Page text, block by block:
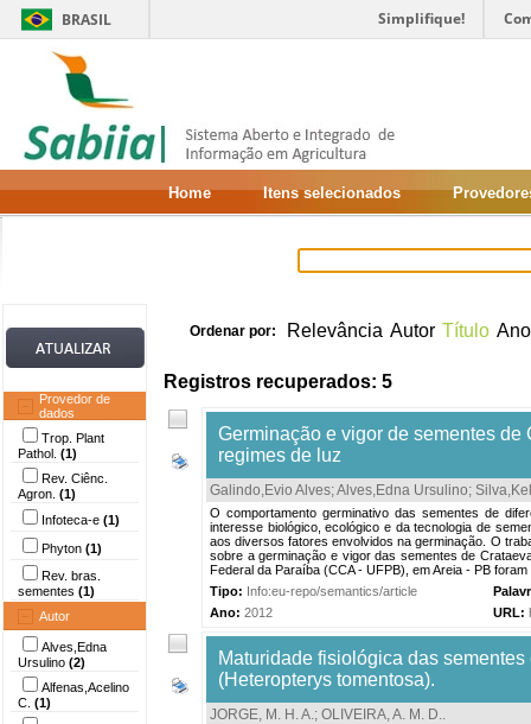
BRASIL Simplifique!
Home Itens selecionados
Provedor de
dados
Trop. Plant
Pathol. (1)
Rev. Ciênc.
Agron. (1)
Infoteca-e (1)
Phyton (1)
Rev. bras.
sementes (1)
Autor
Alves,Edna
Ursulino (2)
Alfenas,Acelino
C. (1)
Ordenar por: Relevância Autor Título Ano
Registros recuperados: 5
Germinação e vigor de sementes de
regimes de luz
Galindo,Evio Alves;Alves,Edna Ursulino;
O comportamento germinativo das sementes de
interesse biológico, ecológico e da tecnologia de
aos diversos fatores envolvidos na germinação. O
sobre a germinação e vigor das sementes de
Federal da Paraíba (CCA - UFPB), em Areia - PB
Tipo: Info:eu-repo/semantics/article
Ano: 2012 URL:
Maturidade fisiológica das
(Heteropterys tomentosa).
JORGE, M. H. A.; OLIVEIRA, A. M. D..